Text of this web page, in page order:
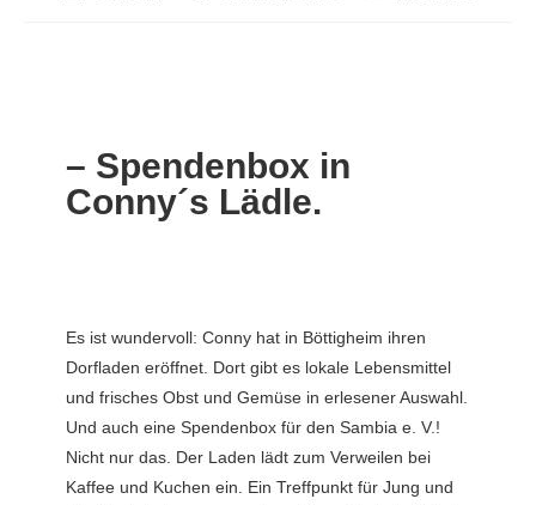
– Spendenbox in
Conny´s Lädle.
Es ist wundervoll: Conny hat in Böttigheim ihren
Dorfladen eröffnet. Dort gibt es lokale Lebensmittel
und frisches Obst und Gemüse in erlesener Auswahl.
Und auch eine Spendenbox für den Sambia e. V.!
Nicht nur das. Der Laden lädt zum Verweilen bei
Kaffee und Kuchen ein. Ein Treffpunkt für Jung und